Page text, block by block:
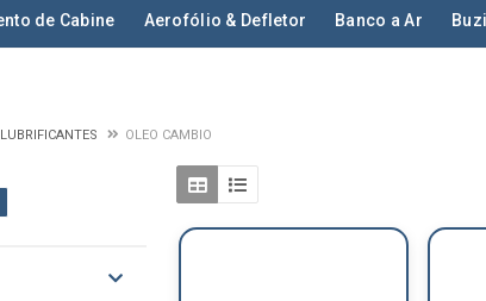
de Cabine Aerofólio & Defletor Banco a Ar
OLEO CAMBIO